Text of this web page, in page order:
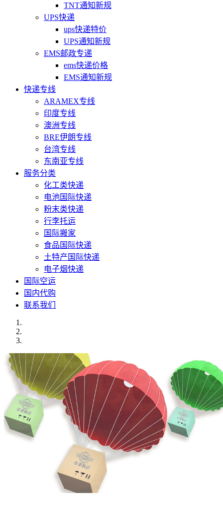
TNT通知新规
UPS快递
ups快递特价
UPS通知新规
EMS邮政专递
ems快递价格
EMS通知新规
快递专线
ARAMEX专线
印度专线
澳洲专线
BRE伊朗专线
台湾专线
东南亚专线
服务分类
化工类快递
电池国际快递
粉末类快递
行李托运
国际搬家
食品国际快递
土特产国际快递
电子烟快递
国际空运
国内代购
联系我们